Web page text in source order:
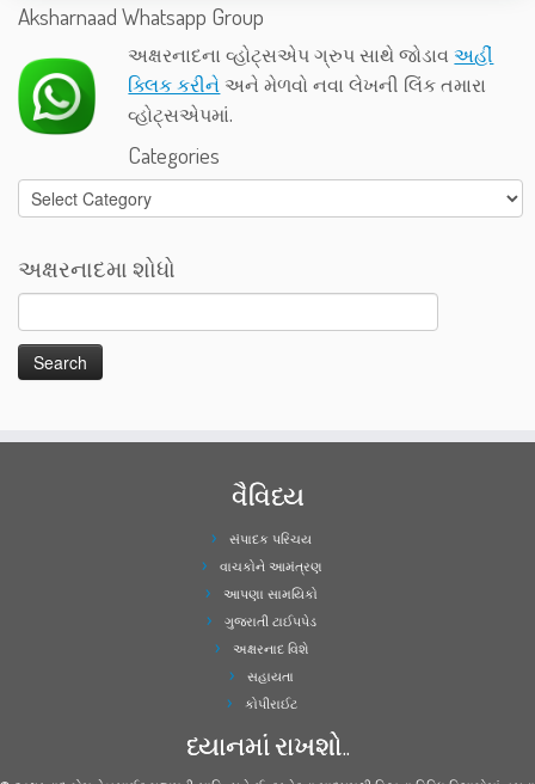
Aksharnaad Whatsapp Group
અક્ષરનાદના વ્હોટ્સએપ ગ્રુપ સાથે જોડાવઅહીં
ક્લિક કરીને અને મેળવો નવા લેખની લિંક તમારા
વ્હોટ્સએપમાં.
Categories
Categories
અક્ષરનાદમા શોધો
વૈવિધ્ય
સંપાદક પરિચય
વાચકોને આમંત્રણ
આપણા સામયિકો
ગુજરાતી ટાઈપપેડ
અક્ષરનાદ વિશે
સહાયતા
કોપીરાઈટ
ધ્યાનમાં રાખશો..